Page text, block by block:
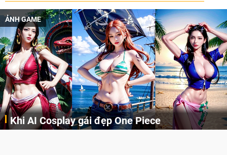
ẢNH GAME
Cosplay Xiangling siêu cute